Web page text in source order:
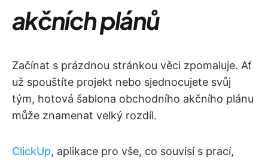
akčních plánů
Začínat s prázdnou stránkou věci zpomaluje. Ať
už spouštíte projekt nebo sjednocujete svůj
tým, hotová šablona obchodního akčního plánu
může znamenat velký rozdíl.
ClickUp, aplikace pro vše, co souvisí s prací,